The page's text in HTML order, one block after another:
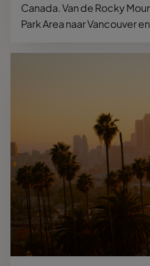
Canada. Van de Rocky
Park Area naar Vancouver